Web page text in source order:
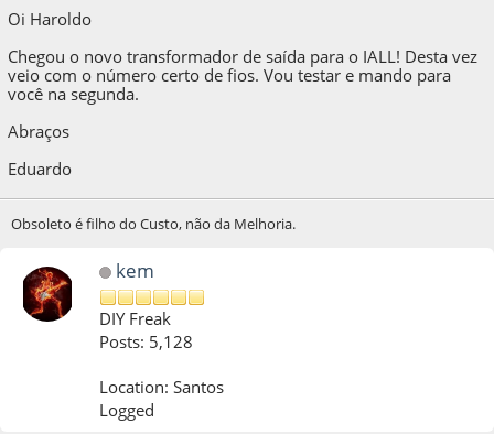
Oi Haroldo
Chegou o novo transformador de saída para o IALL! Desta vez
veio com o número certo de fios. Vou testar e mando para
você na segunda.
Abraços
Eduardo
Obsoleto é filho do Custo, não da Melhoria.
kem
DIY Freak
Posts: 5,128
Location: Santos
Logged